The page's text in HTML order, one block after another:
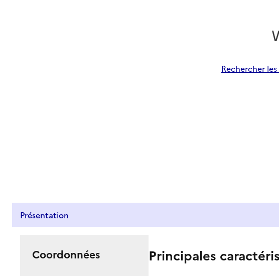
Rechercher
Présentation
Coordonnées Principales